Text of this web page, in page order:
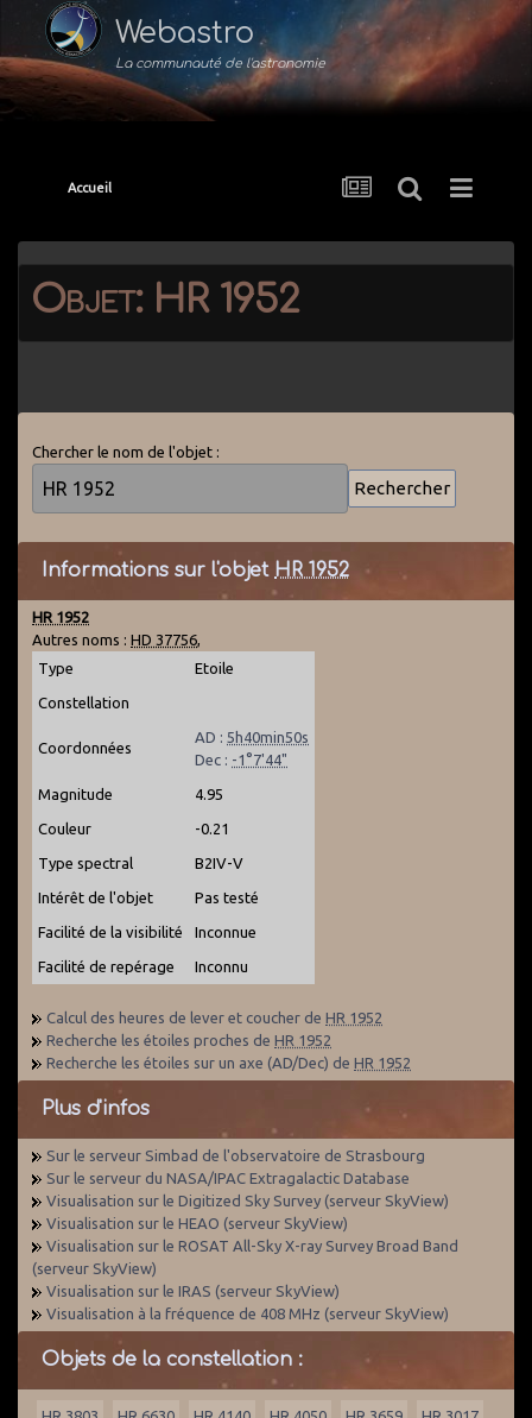
Webastro
La communauté de l'astronomie
Accueil
Objet: HR 1952
Chercher le nom de l'objet :
Informations sur l'objet HR 1952
HR 1952
Autres noms : HD 37756,
Type
Etoile
Constellation
Coordonnées
AD : 5h40min50s
Dec : -1°7'44"
Magnitude 4.95
Couleur -0.21
Type spectral B2IV-V
Intérêt de l'objet Pas testé
Facilité de la visibilité Inconnue
Facilité de repérage Inconnu
Calcul des heures de lever et coucher de HR 1952
Recherche les étoiles proches de HR 1952
Recherche les étoiles sur un axe (AD/Dec) de HR 1952
Plus d'infos
Sur le serveur Simbad de l'observatoire de Strasbourg
Sur le serveur du NASA/IPAC Extragalactic Database
Visualisation sur le Digitized Sky Survey (serveur SkyView)
Visualisation sur le HEAO (serveur SkyView)
Visualisation sur le ROSAT All-Sky X-ray Survey Broad Band
(serveur SkyView)
Visualisation sur le IRAS (serveur SkyView)
Visualisation à la fréquence de 408 MHz (serveur SkyView)
Objets de la constellation :